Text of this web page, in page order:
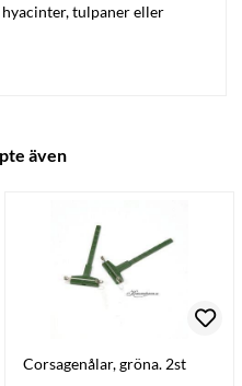
tulpaner eller
även
Corsagenålar, gröna. 2st